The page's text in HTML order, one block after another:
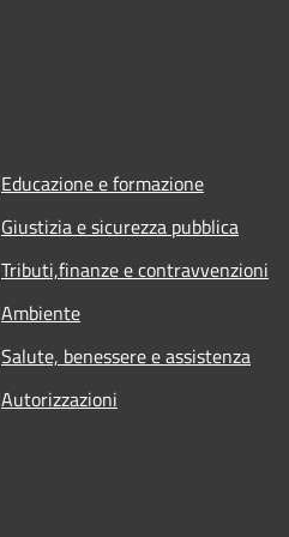
Educazione e formazione
Giustizia e sicurezza pubblica
Tributi,finanze e contravvenzioni
Ambiente
Salute, benessere e assistenza
Autorizzazioni